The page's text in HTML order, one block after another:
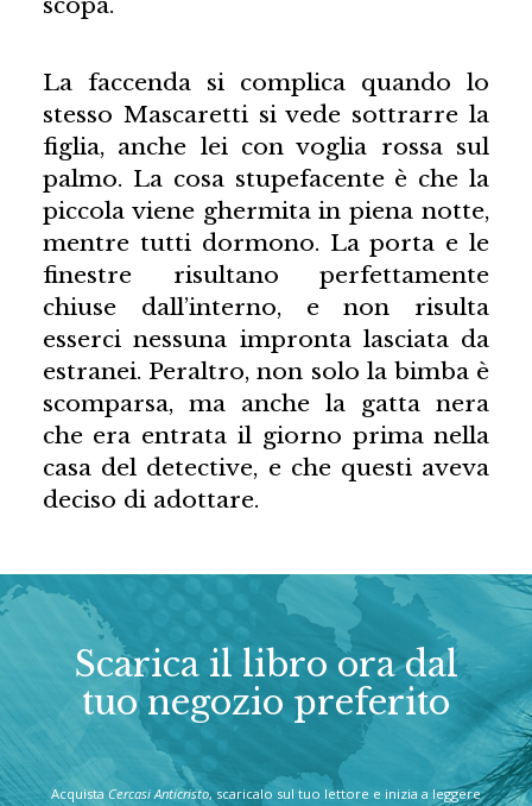
La faccenda si complica quando lo
stesso Mascaretti si vede sottrarre la
figlia, anche lei con voglia rossa sul
palmo. La cosa stupefacente è che la
piccola viene ghermita in piena notte,
mentre tutti dormono. La porta e le
finestre risultano perfettamente
chiuse dall’interno, e non risulta
esserci nessuna impronta lasciata da
estranei. Peraltro, non solo la bimba è
scomparsa, ma anche la gatta nera
che era entrata il giorno prima nella
casa del detective, e che questi aveva
deciso di adottare.
Scarica il libro ora dal
tuo negozio preferito
Acquista Cercasi Anticristo, scaricalo sul tuo lettore e inizia a leggere